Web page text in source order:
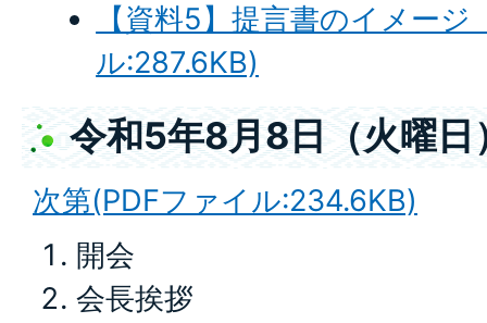
【資料5】提言書のイメー
ル:287.6KB)
令和5年8月8日（火曜日
次第(PDFファイル:234.6KB)
開会
会長挨拶